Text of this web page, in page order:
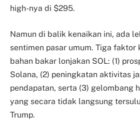
high-nya di $295.
Namun di balik kenaikan ini, ada
sentimen pasar umum. Tiga faktor
bahan bakar lonjakan SOL: (1)
Solana, (2) peningkatan aktivitas
pendapatan, serta (3) gelombang
yang secara tidak langsung
Trump.